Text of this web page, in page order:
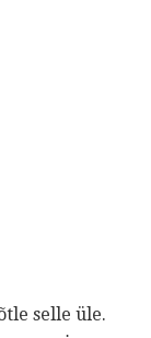
selle üle.